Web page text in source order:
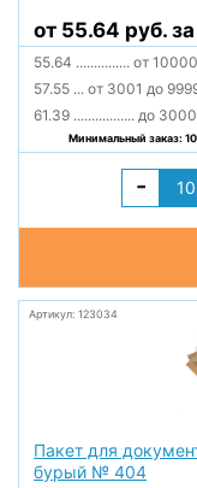
от 55.64 руб.
55.64 ............... от
57.55 ... от 3001 до
61.39 ................. до
Минимальный заказ:
-
Артикул: 123034
Пакет для
бурый № 404